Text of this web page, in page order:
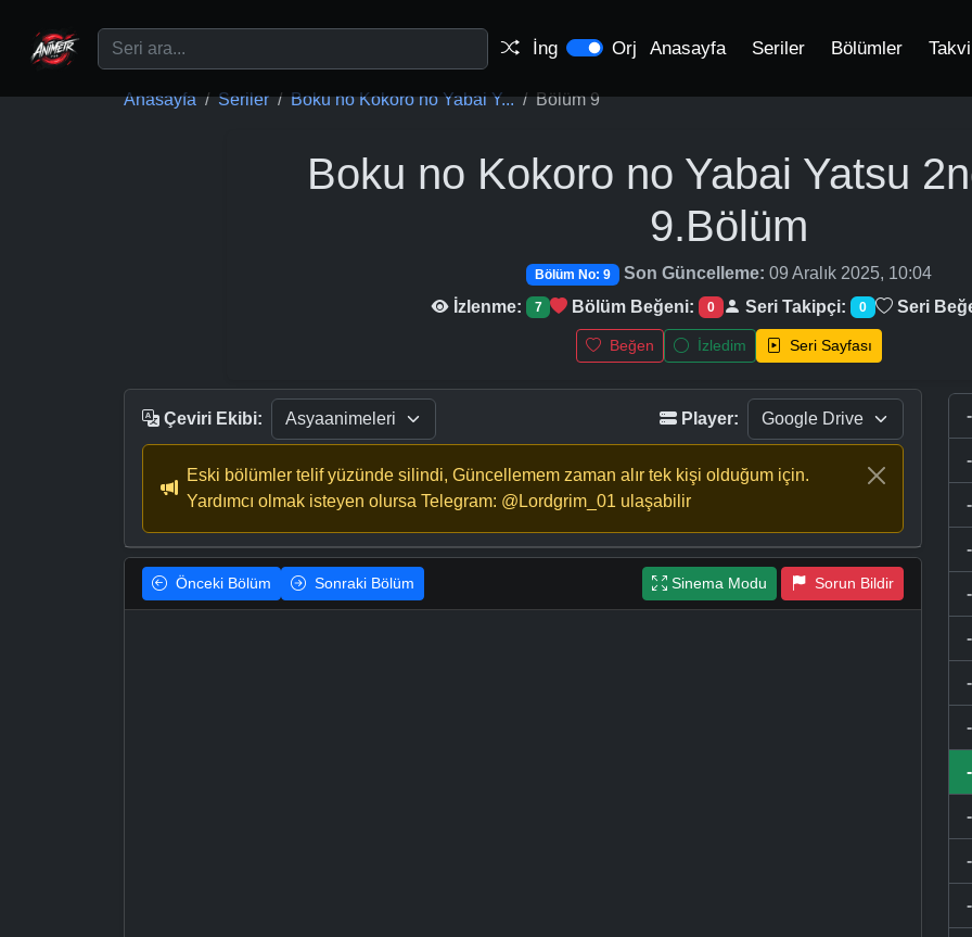
İng Orj Anasayfa Seriler Bölümler
Anasayfa Seriler Boku no Kokoro no Yabai Y... Bölüm 9
Boku no Kokoro no Yabai Yatsu
9.Bölüm
Bölüm No: 9 Son Güncelleme: 09 Aralık 2025, 10:04
İzlenme:
7 Bölüm Beğeni: 0 Seri Takipçi: 0 Seri
Beğen İzledim Seri Sayfası
Çeviri Ekibi: Player:
Eski bölümler telif yüzünde silindi, Güncellemem zaman alır tek kişi olduğum için.
Yardımcı olmak isteyen olursa Telegram: @Lordgrim_01 ulaşabilir
Önceki Bölüm Sonraki Bölüm Sinema Modu Sorun Bildir